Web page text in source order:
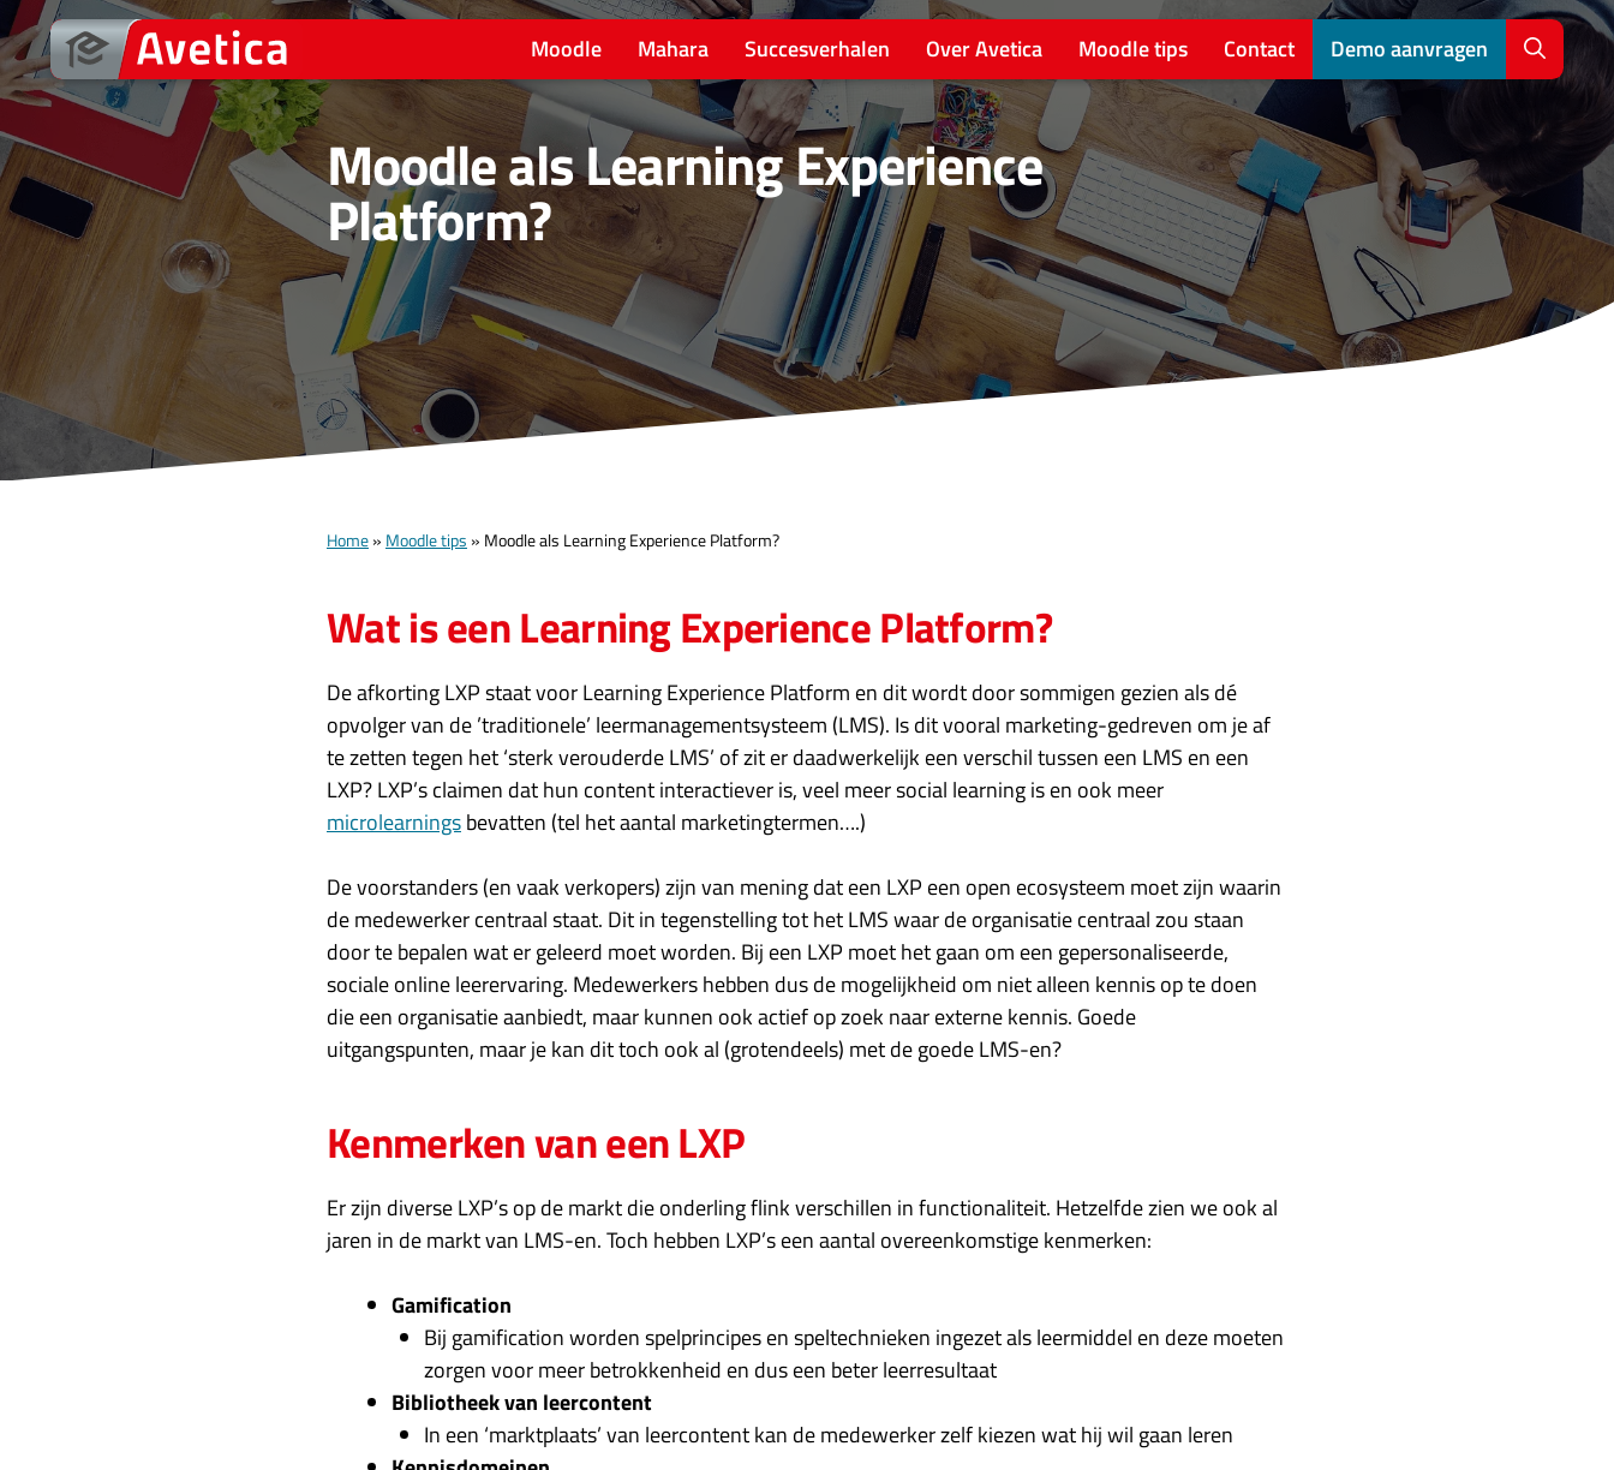
Ga
naar
de
inhoud
Moodle Mahara Succesverhalen Over Avetica Moodle tips Contact Demo aanvragen
Moodle als Learning Experience
Platform?
Home» Moodle tips » Moodle als Learning Experience Platform?
Wat is een Learning Experience Platform?
De afkorting LXP staat voor Learning Experience Platform en dit wordt door sommigen gezien als dé
opvolger van de ’traditionele’ leermanagementsysteem (LMS). Is dit vooral marketing-gedreven om je af
te zetten tegen het ‘sterk verouderde LMS’ of zit er daadwerkelijk een verschil tussen een LMS en een
LXP? LXP’s claimen dat hun content interactiever is, veel meer social learning is en ook meer
microlearningsbevatten (tel het aantal marketingtermen….)
De voorstanders (en vaak verkopers) zijn van mening dat een LXP een open ecosysteem moet zijn waarin
de medewerker centraal staat. Dit in tegenstelling tot het LMS waar de organisatie centraal zou staan
door te bepalen wat er geleerd moet worden. Bij een LXP moet het gaan om een gepersonaliseerde,
sociale online leerervaring. Medewerkers hebben dus de mogelijkheid om niet alleen kennis op te doen
die een organisatie aanbiedt, maar kunnen ook actief op zoek naar externe kennis. Goede
uitgangspunten, maar je kan dit toch ook al (grotendeels) met de goede LMS-en?
Kenmerken van een LXP
Er zijn diverse LXP’s op de markt die onderling flink verschillen in functionaliteit. Hetzelfde zien we ook al
jaren in de markt van LMS-en. Toch hebben LXP’s een aantal overeenkomstige kenmerken:
Gamification
Bij gamification worden spelprincipes en speltechnieken ingezet als leermiddel en deze moeten
zorgen voor meer betrokkenheid en dus een beter leerresultaat
Bibliotheek van leercontent
In een ‘marktplaats’ van leercontent kan de medewerker zelf kiezen wat hij wil gaan leren